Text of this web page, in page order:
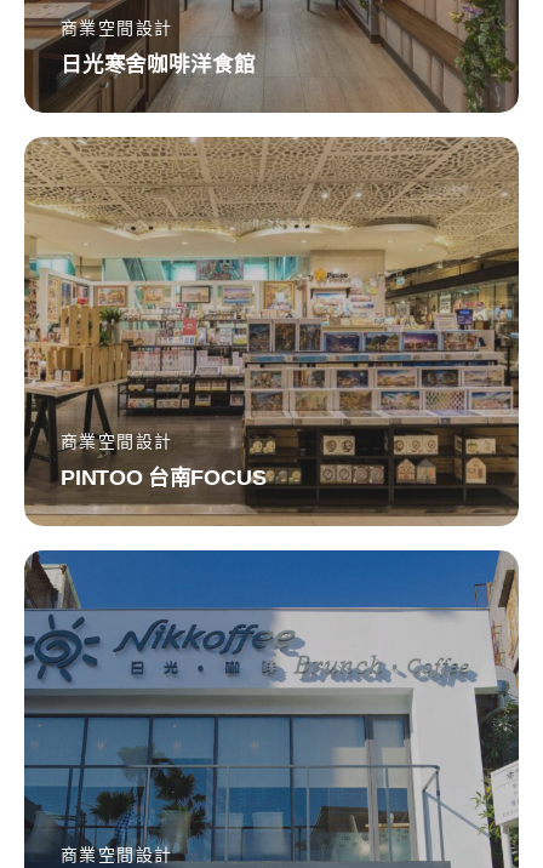
館
商業空間設計
日光寒舍咖啡洋食館
PINTOO
台
南
FOCUS
商業空間設計
PINTOO 台南FOCUS
台
北
日
光
咖
啡
商業空間設計